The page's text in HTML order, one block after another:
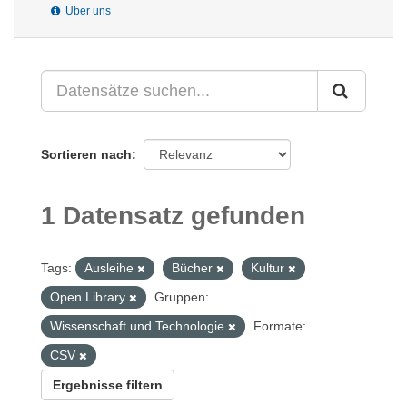
Über uns
Sortieren nach
1 Datensatz gefunden
Tags: Ausleihe Bücher
Kultur
Open Library
Gruppen:
Wissenschaft und Technologie
Formate:
CSV
Ergebnisse filtern